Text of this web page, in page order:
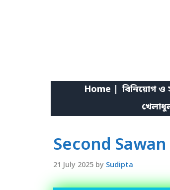
Home | বিনিয়োগ ও
Second
21 July 2025 by Sudipta